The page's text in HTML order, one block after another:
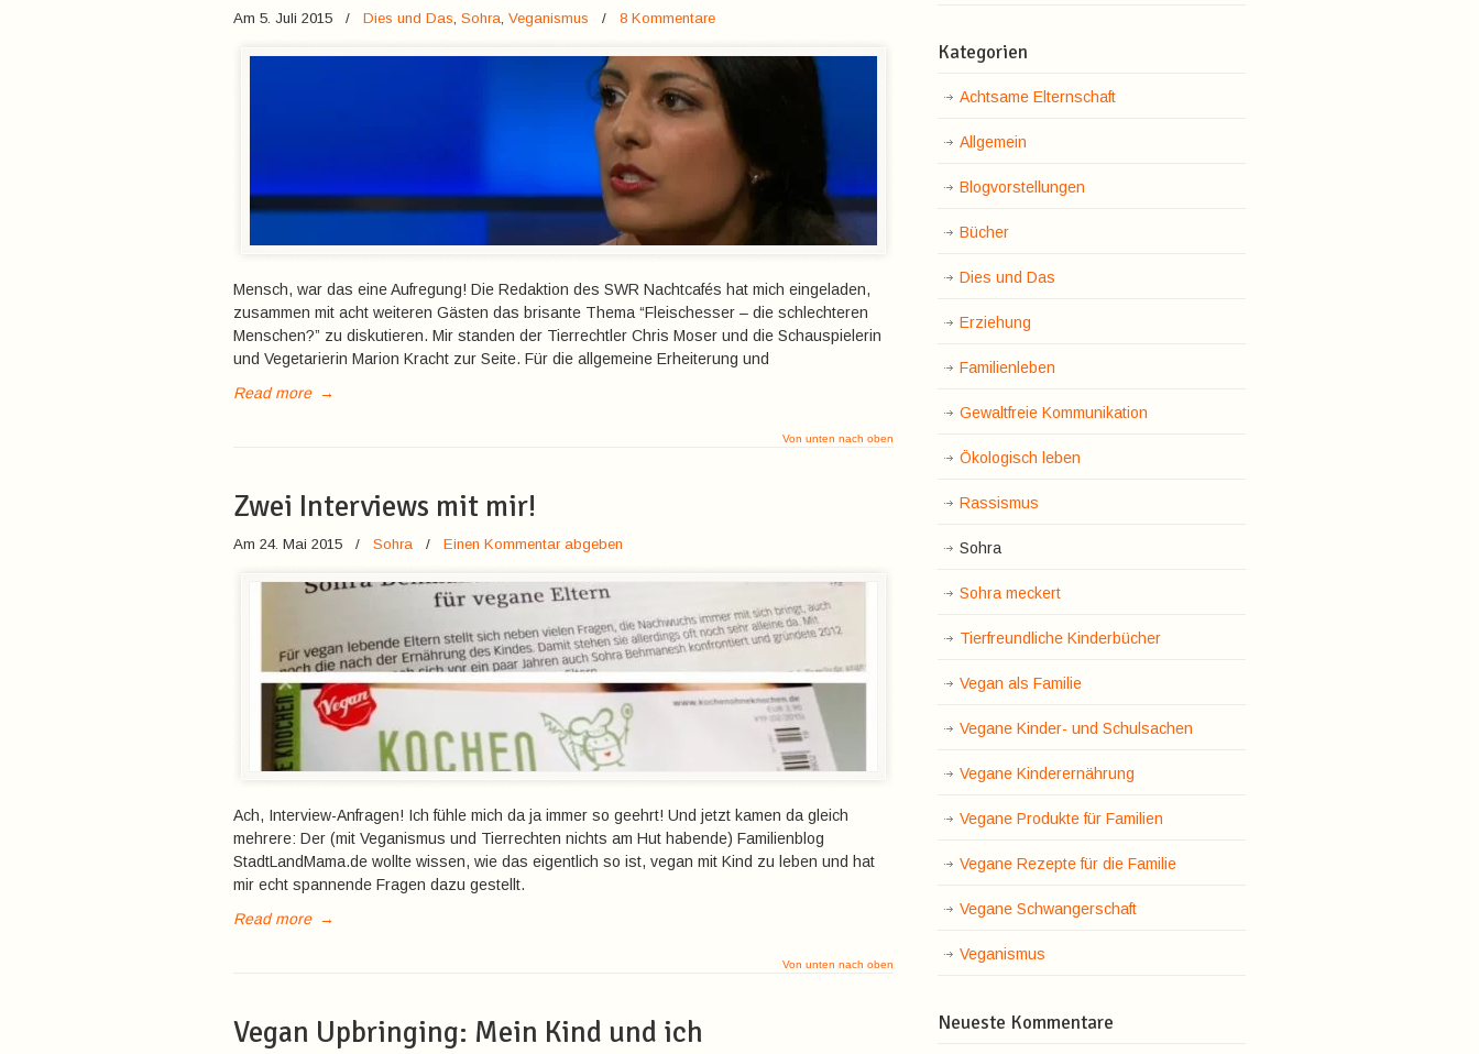
Am 5. Juli 2015 / Dies und Das, Sohra, Veganismus / 8 Kommentare
Mensch, war das eine Aufregung! Die Redaktion des SWR Nachtcafés hat mich eingeladen,
zusammen mit acht weiteren Gästen das brisante Thema “Fleischesser – die schlechteren
Menschen?” zu diskutieren. Mir standen der Tierrechtler Chris Moser und die Schauspielerin
und Vegetarierin Marion Kracht zur Seite. Für die allgemeine Erheiterung und
Read more →
Von unten nach oben
Zwei Interviews mit mir!
Am 24. Mai 2015 / Sohra / Einen Kommentar abgeben
Ach, Interview-Anfragen! Ich fühle mich da ja immer so geehrt! Und jetzt kamen da gleich
mehrere: Der (mit Veganismus und Tierrechten nichts am Hut habende) Familienblog
StadtLandMama.de wollte wissen, wie das eigentlich so ist, vegan mit Kind zu leben und hat
mir echt spannende Fragen dazu gestellt.
Read more →
Von unten nach oben
Vegan Upbringing: Mein Kind und ich
Kategorien
Achtsame Elternschaft
Allgemein
Blogvorstellungen
Bücher
Dies und Das
Erziehung
Familienleben
Gewaltfreie Kommunikation
Ökologisch leben
Rassismus
Sohra
Sohra meckert
Tierfreundliche Kinderbücher
Vegan als Familie
Vegane Kinder- und Schulsachen
Vegane Kinderernährung
Vegane Produkte für Familien
Vegane Rezepte für die Familie
Vegane Schwangerschaft
Veganismus
Neueste Kommentare